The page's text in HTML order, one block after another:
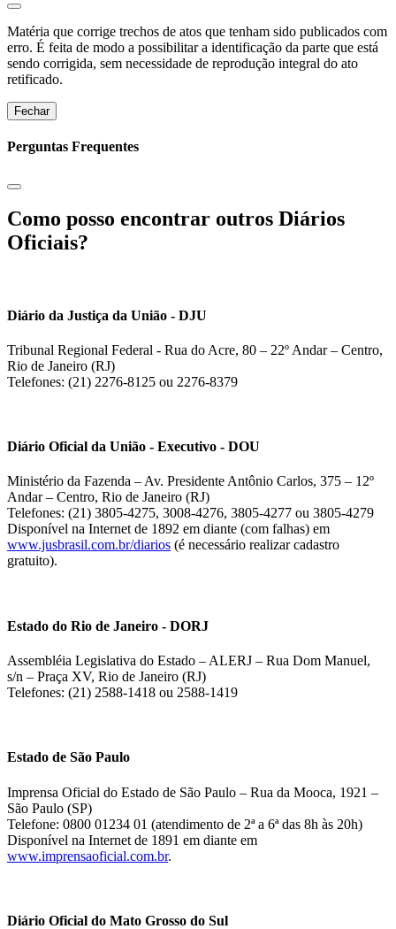
Matéria que corrige trechos de atos que tenham sido publicados com
erro. É feita de modo a possibilitar a identificação da parte que está
sendo corrigida, sem necessidade de reprodução integral do ato
retificado.
Fechar
Perguntas Frequentes
Como posso encontrar outros Diários
Oficiais?
Diário da Justiça da União - DJU
Tribunal Regional Federal - Rua do Acre, 80 – 22º Andar – Centro,
Rio de Janeiro (RJ)
Telefones: (21) 2276-8125 ou 2276-8379
Diário Oficial da União - Executivo - DOU
Ministério da Fazenda – Av. Presidente Antônio Carlos, 375 – 12º
Andar – Centro, Rio de Janeiro (RJ)
Telefones: (21) 3805-4275, 3008-4276, 3805-4277 ou 3805-4279
Disponível na Internet de 1892 em diante (com falhas) em
www.jusbrasil.com.br/diarios (é necessário realizar cadastro
gratuito).
Estado do Rio de Janeiro - DORJ
Assembléia Legislativa do Estado – ALERJ – Rua Dom Manuel,
s/n – Praça XV, Rio de Janeiro (RJ)
Telefones: (21) 2588-1418 ou 2588-1419
Estado de São Paulo
Imprensa Oficial do Estado de São Paulo – Rua da Mooca, 1921 –
São Paulo (SP)
Telefone: 0800 01234 01 (atendimento de 2ª a 6ª das 8h às 20h)
Disponível na Internet de 1891 em diante em
www.imprensaoficial.com.br.
Diário Oficial do Mato Grosso do Sul